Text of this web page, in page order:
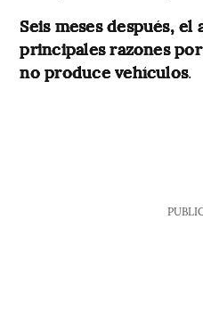
Seis meses después, el
principales razones
no produce vehículos.